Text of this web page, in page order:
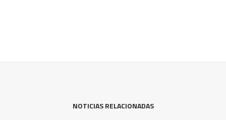
NOTICIAS RELACIONADAS